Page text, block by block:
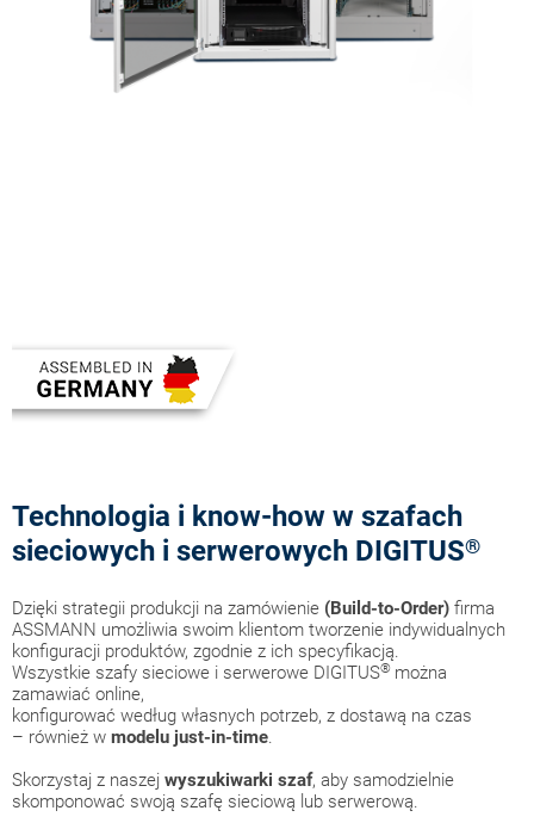
Technologia i know-how w szafach
sieciowych i serwerowych DIGITUS®
Dzięki strategii produkcji na zamówienie (Build-to-Order) firma
ASSMANN umożliwia swoim klientom tworzenie indywidualnych
konfiguracji produktów, zgodnie z ich specyfikacją.
Wszystkie szafy sieciowe i serwerowe DIGITUS® można
zamawiać online,
konfigurować według własnych potrzeb, z dostawą na czas
– również w modelu just-in-time.
Skorzystaj z naszej wyszukiwarki szaf, aby samodzielnie
skomponować swoją szafę sieciową lub serwerową.